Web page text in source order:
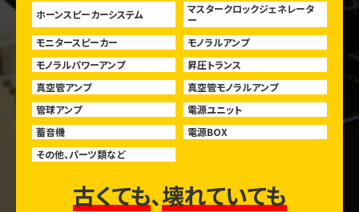
ホーンスピーカーシステム
マスタークロックジェネレータ
ー
モニタースピーカー
モノラルアンプ
モノラルパワーアンプ
昇圧トランス
真空管アンプ
真空管モノラルアンプ
管球アンプ
電源ユニット
蓄音機
電源BOX
その他、パーツ類など
古くても、壊れていても